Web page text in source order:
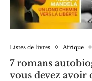
Listes de livres Afrique
7 romans
vous devez avoir